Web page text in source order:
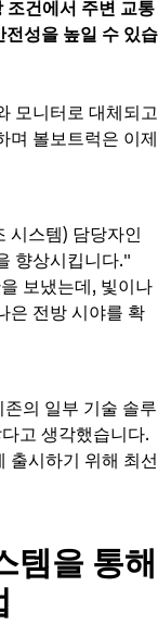
조건에서 주변 교통
성을 높일 수 있습
모니터로 대체되고
며 볼보트럭은 이제
시스템) 담당자인
향상시킵니다."
보냈는데, 빛이나
은 전방 시야를 확
의 일부 기술 솔루
고 생각했습니다.
출시하기 위해 최선
템을 통해